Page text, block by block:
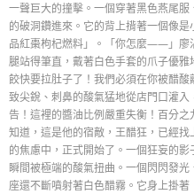
一聲巨大的撞擊。一個穿著黑色燕尾
的破洞鑽進來。它的背上揹著一個像
品紅棗枸杞燃料」。「你怎麼——」廖
腿站得筆直，戴著白色手套的爪子優
餃快要拉肚子了！我們必須在你被醋
致尖銳、刺鼻的酸氣猛地從店門口灌
告！這裡的醬油比例嚴重失衡！百分
知道，這是他的宿敵，王醋狂，已經
的焦慮中，正式開始了。一個狂妄的
瞬間被極端的酸氣扭曲。一個閃閃發
座還不斷噴射著白色醋霧。它身上掛